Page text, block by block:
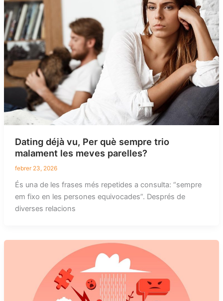
Dating déjà vu, Per què sempre trio
malament les meves parelles?
febrer 23, 2026
És una de les frases més repetides a consulta: “sempre
em fixo en les persones equivocades”. Després de
diverses relacions